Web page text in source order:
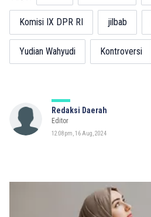
Komisi IX DPR RI jilbab
Yudian Wahyudi Kontroversi
Redaksi Daerah
Editor
12:08pm, 16 Aug, 2024